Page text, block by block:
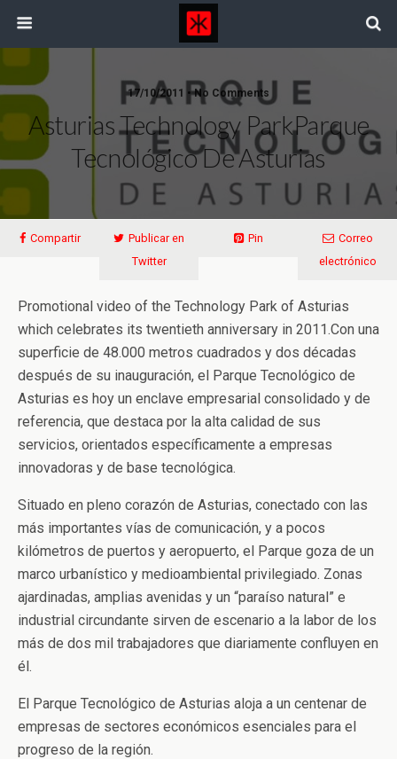
17/10/2011 • No Comments
Asturias Technology ParkParque
Tecnológico De Asturias
Compartir
Publicar en
Twitter
Pin
Correo
electrónico
Promotional video of the Technology Park of Asturias
which celebrates its twentieth anniversary in 2011.Con una
superficie de 48.000 metros cuadrados y dos décadas
después de su inauguración, el Parque Tecnológico de
Asturias es hoy un enclave empresarial consolidado y de
referencia, que destaca por la alta calidad de sus
servicios, orientados específicamente a empresas
innovadoras y de base tecnológica.
Situado en pleno corazón de Asturias, conectado con las
más importantes vías de comunicación, y a pocos
kilómetros de puertos y aeropuerto, el Parque goza de un
marco urbanístico y medioambiental privilegiado. Zonas
ajardinadas, amplias avenidas y un “paraíso natural” e
industrial circundante sirven de escenario a la labor de los
más de dos mil trabajadores que diariamente confluyen en
él.
El Parque Tecnológico de Asturias aloja a un centenar de
empresas de sectores económicos esenciales para el
progreso de la región.